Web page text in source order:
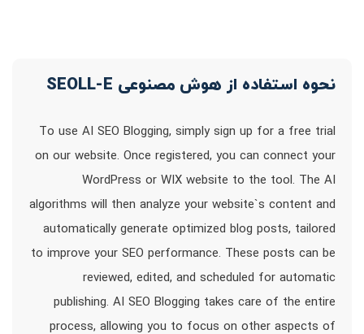
نحوه استفاده از هوش مصنوعی SEOLL-E
To use AI SEO Blogging, simply sign up for a free trial
on our website. Once registered, you can connect your
WordPress or WIX website to the tool. The AI
algorithms will then analyze your website`s content and
automatically generate optimized blog posts, tailored
to improve your SEO performance. These posts can be
reviewed, edited, and scheduled for automatic
publishing. AI SEO Blogging takes care of the entire
process, allowing you to focus on other aspects of